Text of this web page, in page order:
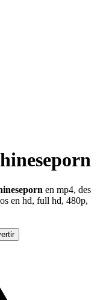
en mp4, des
en hd, full hd, 480p,